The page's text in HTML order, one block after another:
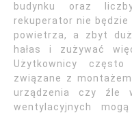
budynku oraz
rekuperator nie
powietrza, a zbyt
hałas i zużywać
Użytkownicy
związane z
urządzenia czy źle
wentylacyjnych